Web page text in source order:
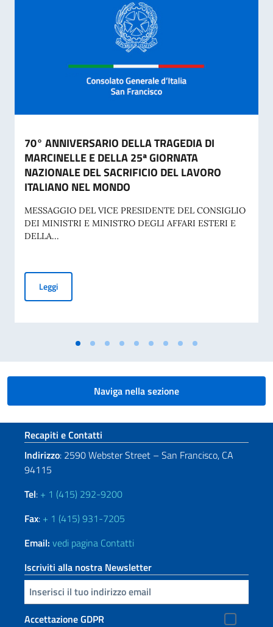
70° ANNIVERSARIO DELLA TRAGEDIA DI
MARCINELLE E DELLA 25ª GIORNATA
NAZIONALE DEL SACRIFICIO DEL LAVORO
ITALIANO NEL MONDO
MESSAGGIO DEL VICE PRESIDENTE DEL CONSIGLIO
DEI MINISTRI E MINISTRO DEGLI AFFARI ESTERI E
DELLA...
Leggi70° ANNIVERSARIO DELLA TRAGEDIA DI MARCINELLE E
Naviga nella sezione
Sezione footer
Recapiti e Contatti
Indirizzo: 2590 Webster Street – San Francisco, CA
94115
Tel: + 1 (415) 292-9200
Fax: + 1 (415) 931-7205
Email: vedi pagina Contatti
Iscriviti alla nostra Newsletter
Inserisci la tua email
Accettazione GDPR